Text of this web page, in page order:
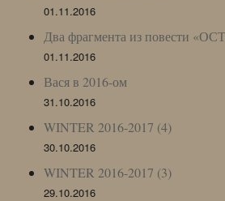
01.11.2016
Два фрагмента из повести
01.11.2016
Вася в 2016-ом
31.10.2016
WINTER 2016-2017 (4)
30.10.2016
WINTER 2016-2017 (3)
29.10.2016